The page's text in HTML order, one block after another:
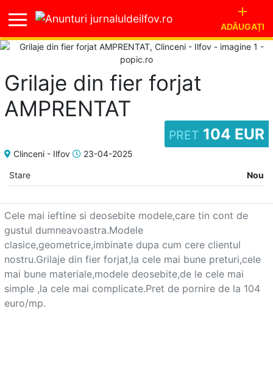
add
ADĂUGAȚI
account_circle
in
cont
Nu
Acasa
Lista
anunturi
Grilaje din fier forjat
AMPRENTAT
PRET 104 EUR
Clinceni - Ilfov 23-04-2025
Stare Nou
Cele mai ieftine si deosebite modele,care tin cont de
gustul dumneavoastra.Modele
clasice,geometrice,imbinate dupa cum cere clientul
nostru.Grilaje din fier forjat,la cele mai bune preturi,cele
mai bune materiale,modele deosebite,de le cele mai
simple ,la cele mai complicate.Pret de pornire de la 104